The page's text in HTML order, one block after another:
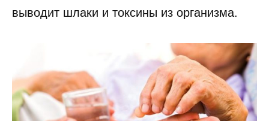
выводит шлаки и токсины из организма.